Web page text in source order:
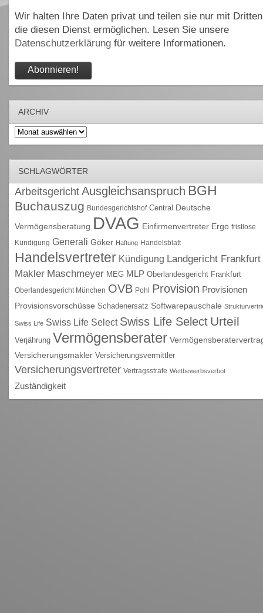
Wir halten Ihre Daten privat und teilen sie nur mit
die diesen Dienst ermöglichen. Lesen Sie unsere
Datenschutzerklärungfür weitere Informationen.
ARCHIV
Archiv
SCHLAGWÖRTER
Arbeitsgericht Ausgleichsanspruch BGH
Buchauszug Bundesgerichtshof Central Deutsche
Vermögensberatung DVAG Einfirmenvertreter Ergo fristlose
Kündigung Generali Göker Haftung Handelsblatt
Handelsvertreter Kündigung Landgericht Frankfurt
Makler Maschmeyer MEG MLP Oberlandesgericht Frankfurt
Oberlandesgericht München OVB Pohl Provision Provisionen
Provisionsvorschüsse Schadenersatz Softwarepauschale
Swiss Life Swiss Life Select Swiss Life Select Urteil
Verjährung Vermögensberater
Versicherungsmakler Versicherungsvermittler
Versicherungsvertreter Vertragsstrafe Wettbewerbsverbot
Zuständigkeit